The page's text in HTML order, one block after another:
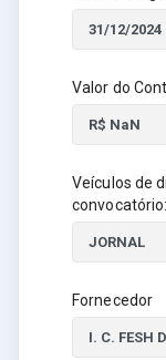
Valor do
Veículos de
convocatório:
Fornecedor